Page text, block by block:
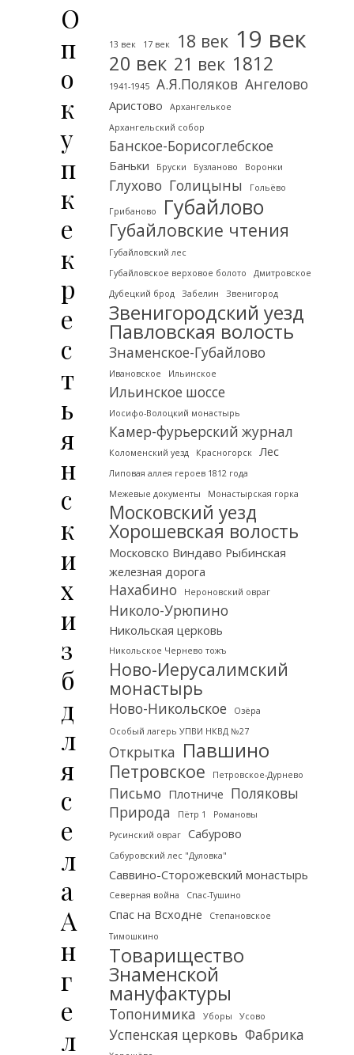
О
п
о
к
у
п
к
е
к
р
е
с
т
ь
я
н
с
к
и
х
и
з
б
д
л
я
с
е
л
а
А
н
г
е
л
13 век 17 век 18 век 19 век
20 век 21 век 1812
1941-1945 А.Я.Поляков Ангелово
Аристово
Архангелькое
Архангельский собор
Банское-Борисоглебское
Баньки Бруски Бузланово Воронки
Глухово Голицыны Гольёво
Грибаново Губайлово
Губайловские чтения
Губайловский лес
Губайловское верховое болото
Дмитровское
Дубецкий брод
Забелин Звенигород
Звенигородский уезд
Павловская волость
Знаменское-Губайлово
Ивановское Ильинское
Ильинское шоссе
Иосифо-Волоцкий монастырь
Камер-фурьерский журнал
Коломенский уезд Красногорск Лес
Липовая аллея героев 1812 года
Межевые документы
Монастырская горка
Московский уезд
Хорошевская волость
Московско Виндаво Рыбинская
железная дорога
Нахабино Нероновский овраг
Николо-Урюпино
Никольская церковь
Никольское Чернево тожъ
Ново-Иерусалимский
монастырь
Ново-Никольское
Озёра
Особый лагерь УПВИ НКВД №27
Открытка Павшино
Петровское Петровское-Дурнево
Письмо Плотниче Поляковы
Природа
Пётр 1
Романовы
Русинский овраг
Сабурово
Сабуровский лес "Дуловка"
Саввино-Сторожевский монастырь
Северная война Спас-Тушино
Спас на Всходне
Степановское
Тимошкино
Товарищество
Знаменской
мануфактуры
Топонимика Уборы Усово
Успенская церковь Фабрика